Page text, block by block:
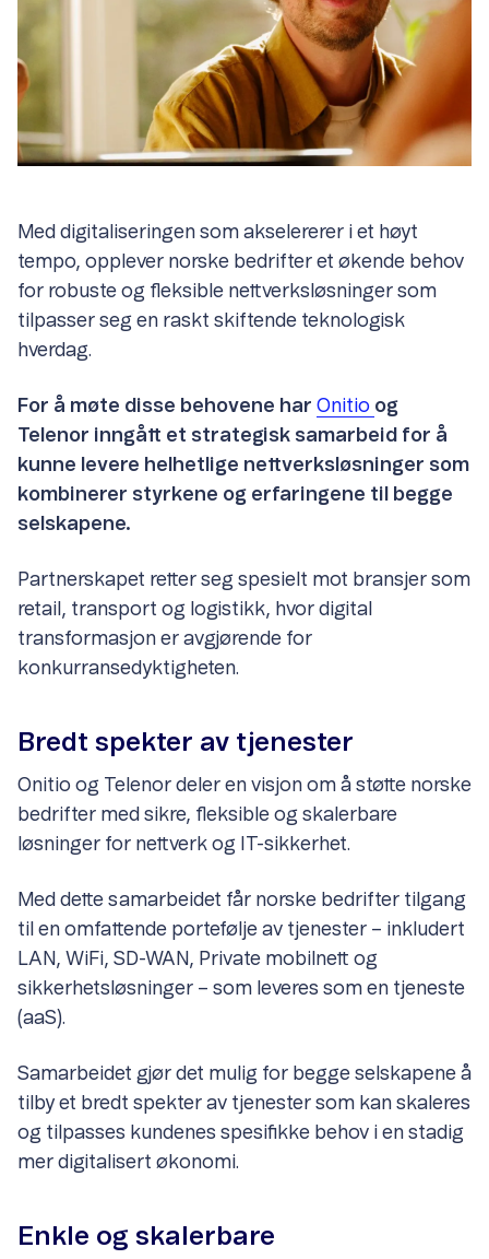
Med digitaliseringen som akselererer i et høyt
tempo, opplever norske bedrifter et økende behov
for robuste og fleksible nettverksløsninger som
tilpasser seg en raskt skiftende teknologisk
hverdag.
For å møte disse behovene har Onitio og
Telenor inngått et strategisk samarbeid for å
kunne levere helhetlige nettverksløsninger som
kombinerer styrkene og erfaringene til begge
selskapene.
Partnerskapet retter seg spesielt mot bransjer som
retail, transport og logistikk, hvor digital
transformasjon er avgjørende for
konkurransedyktigheten.
Bredt spekter av tjenester
Onitio og Telenor deler en visjon om å støtte norske
bedrifter med sikre, fleksible og skalerbare
løsninger for nettverk og IT-sikkerhet.
Med dette samarbeidet får norske bedrifter tilgang
til en omfattende portefølje av tjenester – inkludert
LAN, WiFi, SD-WAN, Private mobilnett og
sikkerhetsløsninger – som leveres som en tjeneste
(aaS).
Samarbeidet gjør det mulig for begge selskapene å
tilby et bredt spekter av tjenester som kan skaleres
og tilpasses kundenes spesifikke behov i en stadig
mer digitalisert økonomi.
Enkle og skalerbare